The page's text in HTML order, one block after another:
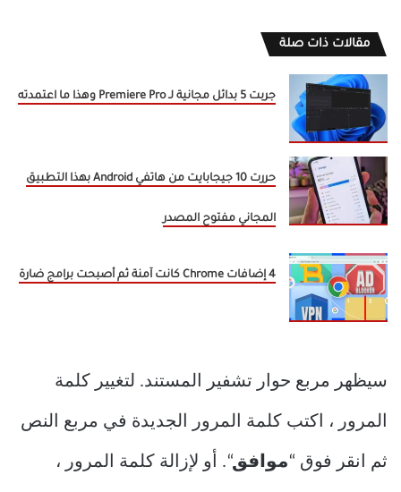
مقالات ذات صلة
جربت 5 بدائل مجانية لـ Premiere Pro وهذا ما اعتمدته
حررت 10 جيجابايت من هاتفي Android بهذا التطبيق
المجاني مفتوح المصدر
4 إضافات Chrome كانت آمنة ثم أصبحت برامج ضارة
سيظهر مربع حوار تشفير المستند. لتغيير كلمة
المرور ، اكتب كلمة المرور الجديدة في مربع النص
ثم انقر فوق “موافق“. أو لإزالة كلمة المرور ،